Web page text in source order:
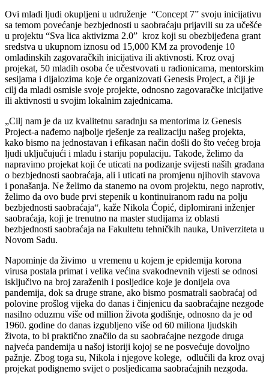
Ovi mladi ljudi okupljeni u udruženje “Concept 7” svoju inicijativu
sa temom povećanje bezbjednosti u saobraćaju prijavili su za učešće
u projektu “Sva lica aktivizma 2.0” kroz koji su obezbijeđena grant
sredstva u ukupnom iznosu od 15,000 KM za provođenje 10
omladinskih zagovaračkih inicijativa ili aktivnosti. Kroz ovaj
projekat, 50 mladih osoba će učestvovati u radionicama, mentorskim
sesijama i dijalozima koje će organizovati Genesis Project, a čiji je
cilj da mladi osmisle svoje projekte, odnosno zagovaračke inicijative
ili aktivnosti u svojim lokalnim zajednicama.
„Cilj nam je da uz kvalitetnu saradnju sa mentorima iz Genesis
Project-a nađemo najbolje rješenje za realizaciju našeg projekta,
kako bismo na jednostavan i efikasan način došli do što većeg broja
ljudi uključujući i mlađu i stariju populaciju. Takođe, želimo da
napravimo projekat koji će uticati na podizanje svijesti naših građana
o bezbjednosti saobraćaja, ali i uticati na promjenu njihovih stavova
i ponašanja. Ne želimo da stanemo na ovom projektu, nego naprotiv,
želimo da ovo bude prvi stepenik u kontinuiranom radu na polju
bezbjednosti saobraćaja“, kaže Nikola Ćopić, diplomirani inženjer
saobraćaja, koji je trenutno na master studijama iz oblasti
bezbjednosti saobraćaja na Fakultetu tehničkih nauka, Univerziteta u
Novom Sadu.
Napominje da živimo u vremenu u kojem je epidemija korona
virusa postala primat i velika većina svakodnevnih vijesti se odnosi
isključivo na broj zaraženih i posljedice koje je donijela ova
pandemija, dok sa druge strane, ako bismo posmatrali saobraćaj od
polovine prošlog vijeka do danas i činjenicu da saobraćajne nezgode
nasilno oduzmu više od million života godišnje, odnosno da je od
1960. godine do danas izgubljeno više od 60 miliona ljudskih
života, to bi praktično značilo da su saobraćajne nezgode druga
najveća pandemija u našoj istoriji kojoj se ne posvećuje dovoljno
pažnje. Zbog toga su, Nikola i njegove kolege, odlučili da kroz ovaj
projekat podignemo svijet o posljedicama saobraćajnih nezgoda.